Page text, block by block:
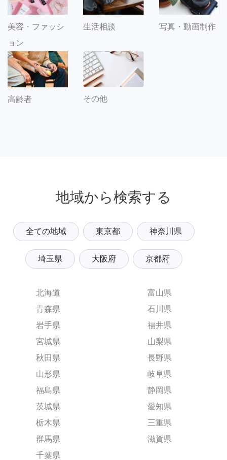
美容・ファッシ
ョン
生活相談 写真・動画制作
高齢者 その他
地域から検索する
全ての地域 東京都 神奈川県
埼玉県 大阪府 京都府
北海道
青森県
岩手県
宮城県
秋田県
山形県
福島県
茨城県
栃木県
群馬県
千葉県
富山県
石川県
福井県
山梨県
長野県
岐阜県
静岡県
愛知県
三重県
滋賀県